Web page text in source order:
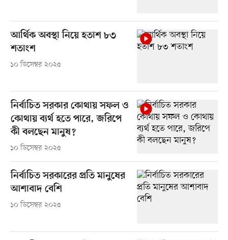
আর্থিক অবস্থা নিয়ে হতাশ ৮৩
শতাংশ
১০ ডিসেম্বর ২০২৫
নির্বাচিত সরকার কোথায় সফল ও
কোথায় ব্যর্থ হতে পারে, জরিপে
কী বলছেন মানুষ?
১০ ডিসেম্বর ২০২৫
নির্বাচিত সরকারের প্রতি মানুষের
আশাবাদ বেশি
১০ ডিসেম্বর ২০২৫